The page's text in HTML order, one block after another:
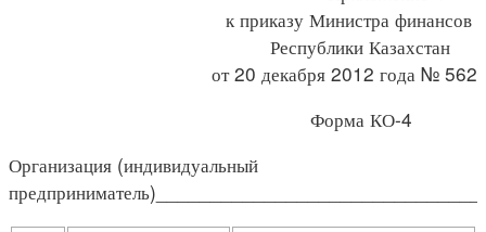
к приказу Министра финансов
Республики Казахстан
от 20 декабря 2012 года № 562
Форма КО-4
Организация (индивидуальный